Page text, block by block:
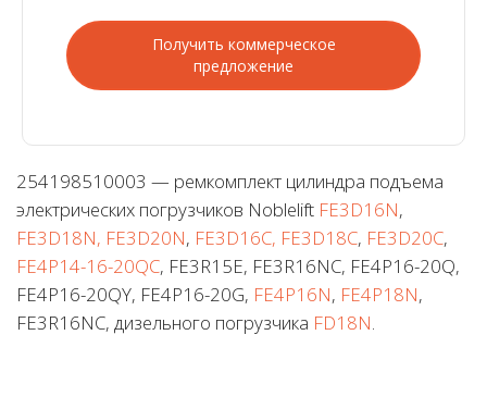
Получить коммерческое
предложение
254198510003 — ремкомплект цилиндра подъема
электрических погрузчиков Noblelift FE3D16N,
FE3D18N, FE3D20N, FE3D16C, FE3D18C, FE3D20C,
FE4P14-16-20QC, FE3R15E, FE3R16NC, FE4P16-20Q,
FE4P16-20QY, FE4P16-20G, FE4P16N, FE4P18N,
FE3R16NC, дизельного погрузчика FD18N.